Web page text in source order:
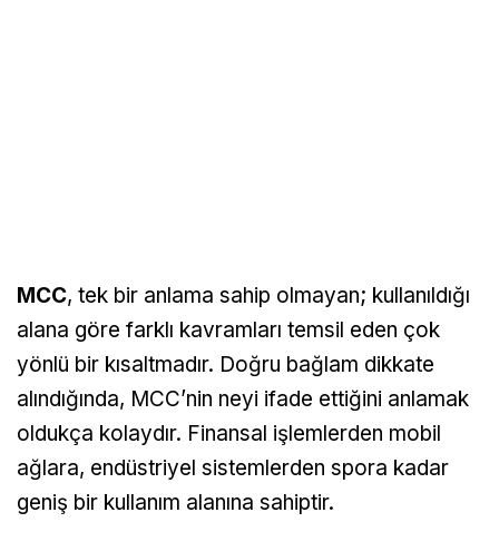
MCC, tek bir anlama sahip olmayan; kullanıldığı
alana göre farklı kavramları temsil eden çok
yönlü bir kısaltmadır. Doğru bağlam dikkate
alındığında, MCC’nin neyi ifade ettiğini anlamak
oldukça kolaydır. Finansal işlemlerden mobil
ağlara, endüstriyel sistemlerden spora kadar
geniş bir kullanım alanına sahiptir.